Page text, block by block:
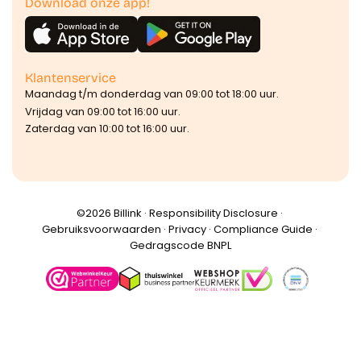
Klantenservice
Maandag t/m donderdag van 09:00 tot 18:00 uur.
Vrijdag van 09:00 tot 16:00 uur.
Zaterdag van 10:00 tot 16:00 uur.
©️2026 Billink · Responsibility Disclosure ·
Gebruiksvoorwaarden · Privacy· Compliance Guide ·
Gedragscode BNPL